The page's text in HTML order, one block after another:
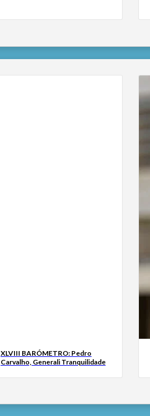
XLVIII BARÓMETRO: Pedro
Carvalho, Generali Tranquilidade